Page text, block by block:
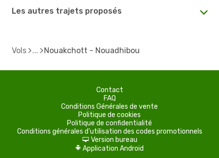
Les autres trajets proposés
Vols Nouakchott - Nouadhibou
Contact
FAQ
Conditions Générales de vente
Politique de cookies
Politique de confidentialité
Conditions générales d'utilisation des codes promotionnels
d Version bureau
A Application Android